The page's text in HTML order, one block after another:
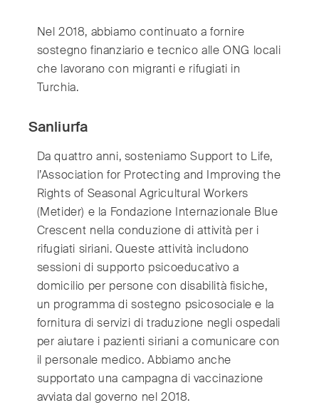
Nel 2018, abbiamo continuato a fornire
sostegno finanziario e tecnico alle ONG locali
che lavorano con migranti e rifugiati in
Turchia.
Sanliurfa
Da quattro anni, sosteniamo Support to Life,
l’Association for Protecting and Improving the
Rights of Seasonal Agricultural Workers
(Metider) e la Fondazione Internazionale Blue
Crescent nella conduzione di attività per i
rifugiati siriani. Queste attività includono
sessioni di supporto psicoeducativo a
domicilio per persone con disabilità fisiche,
un programma di sostegno psicosociale e la
fornitura di servizi di traduzione negli ospedali
per aiutare i pazienti siriani a comunicare con
il personale medico. Abbiamo anche
supportato una campagna di vaccinazione
avviata dal governo nel 2018.
Canada (English/Français)
Czech Republic (Česky/English)
Denmark (Dansk)
France
Greece
Hong Kong (繁體中文)
India (English)
Ireland (English)
Italy (Italiano)
Japan (日本語)
Luxembourg (Français)
Mexico (Español)
Myanmar (English/ မြန်မာစာ)
Netherlands (Nederlands)
Norway (Norsk)
Russia (Русский)
South Africa (English)